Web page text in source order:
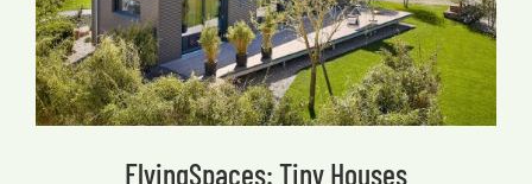
FlyingSpaces: Tiny Houses